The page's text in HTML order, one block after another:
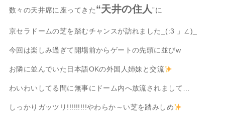
数々の天井席に座ってきた“天井の住人”に
京セラドームの芝を踏むチャンスが訪れました_(:3 」∠)_
今回は楽しみ過ぎて開場前からゲートの先頭に並びw
お隣に並んでいた日本語OKの外国人姉妹と交流
わいわいしてる間に無事にドーム内へ放流されまして…
しっかりガッツリ!!!!!!!!!やわらか～い芝を踏みしめ